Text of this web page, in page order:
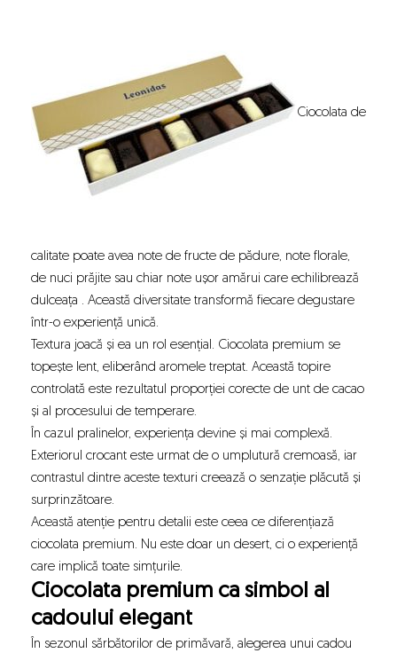
Ciocolata de
calitate poate avea note de fructe de pădure, note florale,
de nuci prăjite sau chiar note ușor amărui care echilibrează
dulceața . Această diversitate transformă fiecare degustare
într-o experiență unică.
Textura joacă și ea un rol esențial. Ciocolata premium se
topește lent, eliberând aromele treptat. Această topire
controlată este rezultatul proporției corecte de unt de cacao
și al procesului de temperare.
În cazul pralinelor, experiența devine și mai complexă.
Exteriorul crocant este urmat de o umplutură cremoasă, iar
contrastul dintre aceste texturi creează o senzație plăcută și
surprinzătoare.
Această atenție pentru detalii este ceea ce diferențiază
ciocolata premium. Nu este doar un desert, ci o experiență
care implică toate simțurile.
Ciocolata premium ca simbol al
cadoului elegant
În sezonul sărbătorilor de primăvară, alegerea unui cadou